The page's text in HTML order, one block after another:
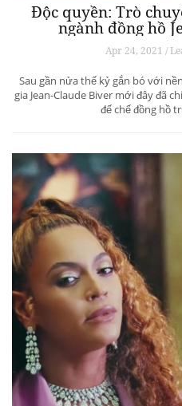
Độc quyền: Trò
ngành đồng hồ
Apr 24, 2021 /
Sau gần nửa thế kỷ gắn bó với
gia Jean-Claude Biver mới đây đã
đế chế đồng hồ